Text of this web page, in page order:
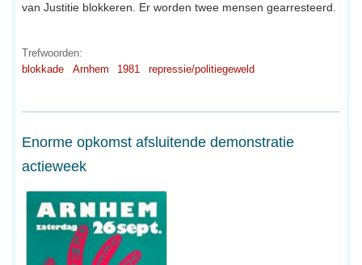
van Justitie blokkeren. Er worden twee mensen gearresteerd.
Trefwoorden:
blokkade
Arnhem 1981 repressie/politiegeweld
Enorme opkomst afsluitende demonstratie
actieweek